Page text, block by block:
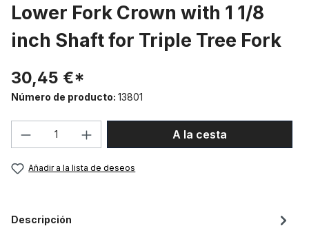
Lower Fork Crown with 1 1/8
inch Shaft for Triple Tree Fork
30,45 €*
Número de producto: 13801
Cantidad del producto: introduce la
A la cesta
Añadir a la lista de deseos
Descripción